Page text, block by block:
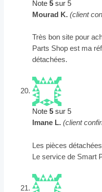
Note5 sur 5
Mourad K.(client
Très bon site pour
Parts Shop est ma
détachées.
Note5 sur 5
Imane L.(client
Les pièces
Le service de Smart